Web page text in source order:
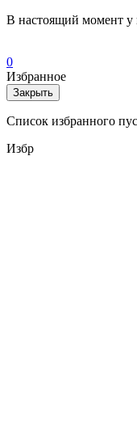
В настоящий момент у
0
Избранное
Закрыть
Список избранного
Избр